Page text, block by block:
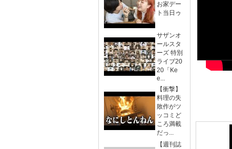
お家デー
ト当日ゥ
サザンオ
ールスタ
ーズ 特別
ライブ20
20「Ke
e...
【衝撃】
料理の失
敗作がツ
ッコミど
ころ満載
だっ...
【週刊誌